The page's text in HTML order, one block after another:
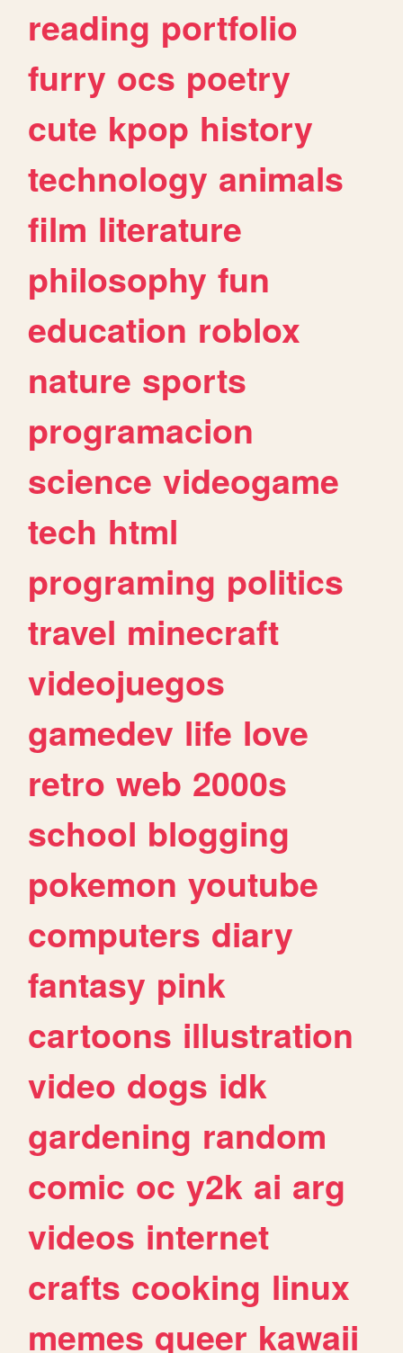
reading portfolio
furry ocs poetry
cute kpop history
technology animals
film literature
philosophy fun
education roblox
nature sports
programacion
science videogame
tech html
programing politics
travel minecraft
videojuegos
gamedev life love
retro web 2000s
school blogging
pokemon youtube
computers diary
fantasy pink
cartoons illustration
video dogs idk
gardening random
comic oc y2k ai arg
videos internet
crafts cooking linux
memes queer kawaii